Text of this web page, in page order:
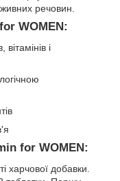
речовин.
WOMEN:
і
for WOMEN:
харчової добавки.